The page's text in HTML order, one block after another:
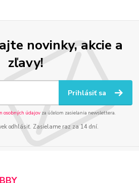
novinky, akcie a
zľavy!
Prihlásiť sa
osobných údajov za účelom zasielania newslettera.
odhlásiť. Zasielame raz za 14 dní.